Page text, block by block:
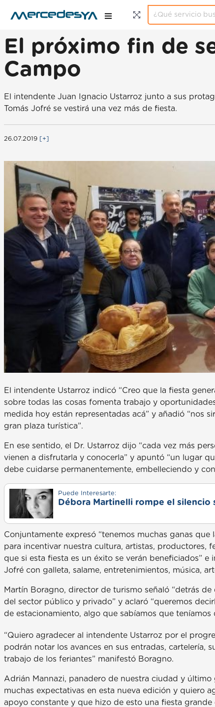
El próximo fin de
Campo
El intendente Juan Ignacio Ustarroz junto a sus
Tomás Jofré se vestirá una vez más de fiesta.
26.07.2019 [+]
El intendente Ustarroz indicó “Creo que la fiesta
sobre todas las cosas fomenta trabajo y
medida hoy están representadas acá” y añadió “nos
gran plaza turística”.
En ese sentido, el Dr. Ustarroz dijo “cada vez más
vienen a disfrutarla y conocerla” y apuntó “un lugar
debe cuidarse permanentemente, embelleciendo y
Puede Interesarte:
Débora Martinelli rompe el silencio
Conjuntamente expresó “tenemos muchas ganas
para incentivar nuestra cultura, artistas, productores,
que si esta fiesta es un éxito se verán beneficiados”
Jofré con galleta, salame, entretenimientos, música,
Martín Boragno, director de turismo señaló “detrás
del sector público y privado” y aclaró “queremos
de estacionamiento, algo que sabíamos que teníamos
“Quiero agradecer al intendente Ustarroz por el
podrán notar los avances en sus entradas, cartelería,
trabajo de los feriantes” manifestó Boragno.
Adrián Mannazi, panadero de nuestra ciudad y
muchas expectativas en esta nueva edición y quiero
apoyo constante y que hizo de esto una fiesta grande